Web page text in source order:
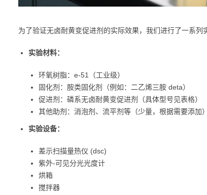
为了验证无卤耐黄变促进剂的实际效果，我们进行了一系列
实验材料：
环氧树脂：e-51（工业级）
固化剂：胺类固化剂（例如：二乙烯三胺 deta）
促进剂：磷系无卤耐黄变促进剂（具体型号见表格）
其他助剂：消泡剂、流平剂等（少量，根据需要添加）
实验设备：
差示扫描量热仪 (dsc)
紫外-可见分光光度计
烘箱
搅拌器